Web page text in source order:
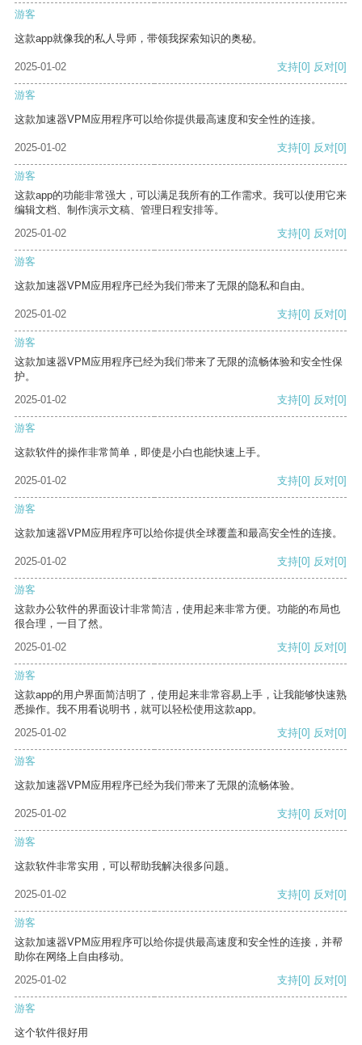
游客
这款app就像我的私人导师，带领我探索知识的奥秘。
2025-01-02 支持[0] 反对[0]
游客
这款加速器VPM应用程序可以给你提供最高速度和安全性的连接。
2025-01-02 支持[0] 反对[0]
游客
这款app的功能非常强大，可以满足我所有的工作需求。我可以使用它来
编辑文档、制作演示文稿、管理日程安排等。
2025-01-02
支持[0] 反对[0]
游客
这款加速器VPM应用程序已经为我们带来了无限的隐私和自由。
2025-01-02 支持[0] 反对[0]
游客
这款加速器VPM应用程序已经为我们带来了无限的流畅体验和安全性保
护。
2025-01-02
支持[0] 反对[0]
游客
这款软件的操作非常简单，即使是小白也能快速上手。
2025-01-02 支持[0] 反对[0]
游客
这款加速器VPM应用程序可以给你提供全球覆盖和最高安全性的连接。
2025-01-02 支持[0] 反对[0]
游客
这款办公软件的界面设计非常简洁，使用起来非常方便。功能的布局也
很合理，一目了然。
2025-01-02
支持[0] 反对[0]
游客
这款app的用户界面简洁明了，使用起来非常容易上手，让我能够快速熟
悉操作。我不用看说明书，就可以轻松使用这款app。
2025-01-02
支持[0] 反对[0]
游客
这款加速器VPM应用程序已经为我们带来了无限的流畅体验。
2025-01-02 支持[0] 反对[0]
游客
这款软件非常实用，可以帮助我解决很多问题。
2025-01-02 支持[0] 反对[0]
游客
这款加速器VPM应用程序可以给你提供最高速度和安全性的连接，并帮
助你在网络上自由移动。
2025-01-02
支持[0] 反对[0]
游客
这个软件很好用